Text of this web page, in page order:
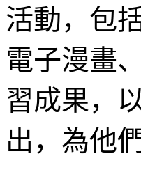
活動，包
電子漫畫
習成果，
出，為他